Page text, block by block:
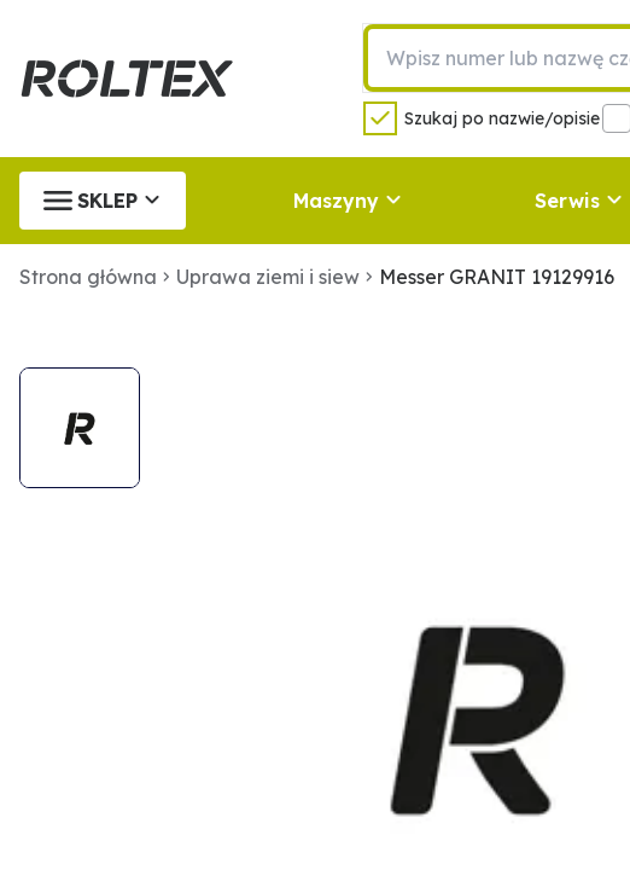
Szukaj po nazwie/opisie
SKLEP Maszyny Serwis
Strona główna Uprawa ziemi i siew Messer GRANIT 19129916